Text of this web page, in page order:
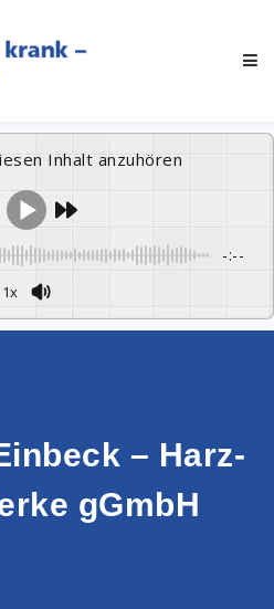
Inhalt anzuhören
-:--
1x
– Harz-
gGmbH